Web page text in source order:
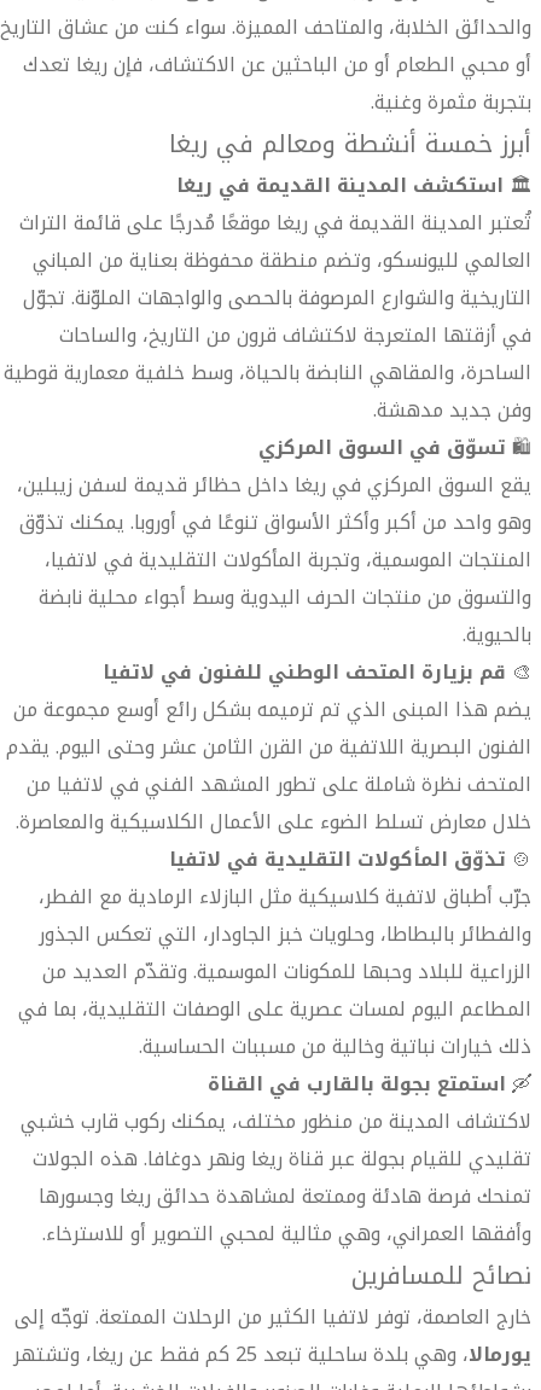
والحدائق الخلابة، والمتاحف المميزة. سواء كنت من عشاق التاريخ
أو محبي الطعام أو من الباحثين عن الاكتشاف، فإن ريغا تعدك
بتجربة مثمرة وغنية.
أبرز خمسة أنشطة ومعالم في ريغا
🏛️ استكشف المدينة القديمة في ريغا
تُعتبر المدينة القديمة في ريغا موقعًا مُدرجًا على قائمة التراث
العالمي لليونسكو، وتضم منطقة محفوظة بعناية من المباني
التاريخية والشوارع المرصوفة بالحصى والواجهات الملوّنة. تجوّل
في أزقتها المتعرجة لاكتشاف قرون من التاريخ، والساحات
الساحرة، والمقاهي النابضة بالحياة، وسط خلفية معمارية قوطية
وفن جديد مدهشة.
🛍️تسوّق في السوق المركزي
يقع السوق المركزي في ريغا داخل حظائر قديمة لسفن زيبلين،
وهو واحد من أكبر وأكثر الأسواق تنوعًا في أوروبا. يمكنك تذوّق
المنتجات الموسمية، وتجربة المأكولات التقليدية في لاتفيا،
والتسوق من منتجات الحرف اليدوية وسط أجواء محلية نابضة
بالحيوية.
🎨 قم بزيارة المتحف الوطني للفنون في لاتفيا
يضم هذا المبنى الذي تم ترميمه بشكل رائع أوسع مجموعة من
الفنون البصرية اللاتفية من القرن الثامن عشر وحتى اليوم. يقدم
المتحف نظرة شاملة على تطور المشهد الفني في لاتفيا من
خلال معارض تسلط الضوء على الأعمال الكلاسيكية والمعاصرة.
🍲 تذوّق المأكولات التقليدية في لاتفيا
جرّب أطباق لاتفية كلاسيكية مثل البازلاء الرمادية مع الفطر،
والفطائر بالبطاطا، وحلويات خبز الجاودار، التي تعكس الجذور
الزراعية للبلاد وحبها للمكونات الموسمية. وتقدّم العديد من
المطاعم اليوم لمسات عصرية على الوصفات التقليدية، بما في
ذلك خيارات نباتية وخالية من مسببات الحساسية.
🛶استمتع بجولة بالقارب في القناة
لاكتشاف المدينة من منظور مختلف، يمكنك ركوب قارب خشبي
تقليدي للقيام بجولة عبر قناة ريغا ونهر دوغافا. هذه الجولات
تمنحك فرصة هادئة وممتعة لمشاهدة حدائق ريغا وجسورها
وأفقها العمراني، وهي مثالية لمحبي التصوير أو للاسترخاء.
نصائح للمسافرين
خارج العاصمة، توفر لاتفيا الكثير من الرحلات الممتعة. توجّه إلى
يورمالا
، وهي بلدة ساحلية تبعد 25 كم فقط عن ريغا، وتشتهر